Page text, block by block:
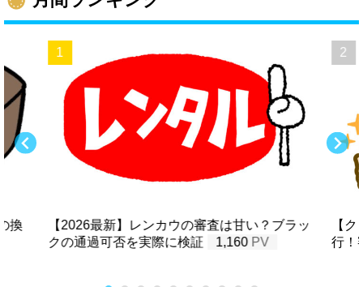
換
【2026最新】レンカウの審査は甘い？ブラッ
クの通過可否を実際に検証
1,160
【
行！